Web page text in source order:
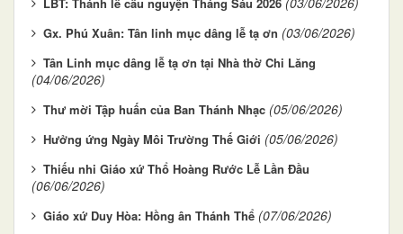
Gx. Phú Xuân: Tân linh mục dâng lễ tạ ơn (03/06/2026)
Tân Linh mục dâng lễ tạ ơn tại Nhà thờ Chi Lăng
(04/06/2026)
Thư mời Tập huấn của Ban Thánh Nhạc (05/06/2026)
Hưởng ứng Ngày Môi Trường Thế Giới (05/06/2026)
Thiếu nhi Giáo xứ Thổ Hoàng Rước Lễ Lần Đầu
(06/06/2026)
Giáo xứ Duy Hòa: Hồng ân Thánh Thể (07/06/2026)